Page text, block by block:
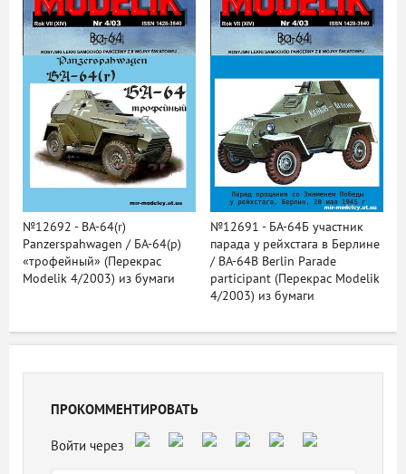
№12692 - BA-64(r)
Panzerspahwagen / БА-64(р)
«трофейный» (Перекрас
Modelik 4/2003) из бумаги
№12691 - БА-64Б участник
парада у рейхстага в Берлине
/ BA-64B Berlin Parade
participant (Перекрас Modelik
4/2003) из бумаги
ПРОКОММЕНТИРОВАТЬ